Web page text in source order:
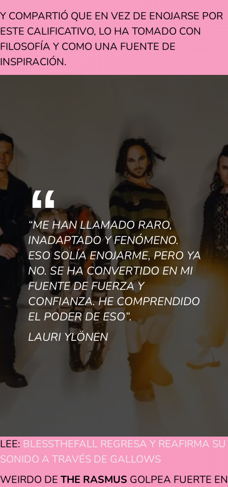
Y COMPARTIÓ QUE EN VEZ DE ENOJARSE POR
ESTE CALIFICATIVO, LO HA TOMADO CON
FILOSOFÍA Y COMO UNA FUENTE DE
INSPIRACIÓN.
“ME HAN LLAMADO RARO,
INADAPTADO Y FENÓMENO.
ESO SOLÍA ENOJARME, PERO YA
NO. SE HA CONVERTIDO EN MI
FUENTE DE FUERZA Y
CONFIANZA. HE COMPRENDIDO
EL PODER DE ESO”.
LAURI YLÖNEN
LEE: BLESSTHEFALL REGRESA Y REAFIRMA SU
SONIDO A TRAVÉS DE GALLOWS
WEIRDO DE THE RASMUS GOLPEA FUERTE EN